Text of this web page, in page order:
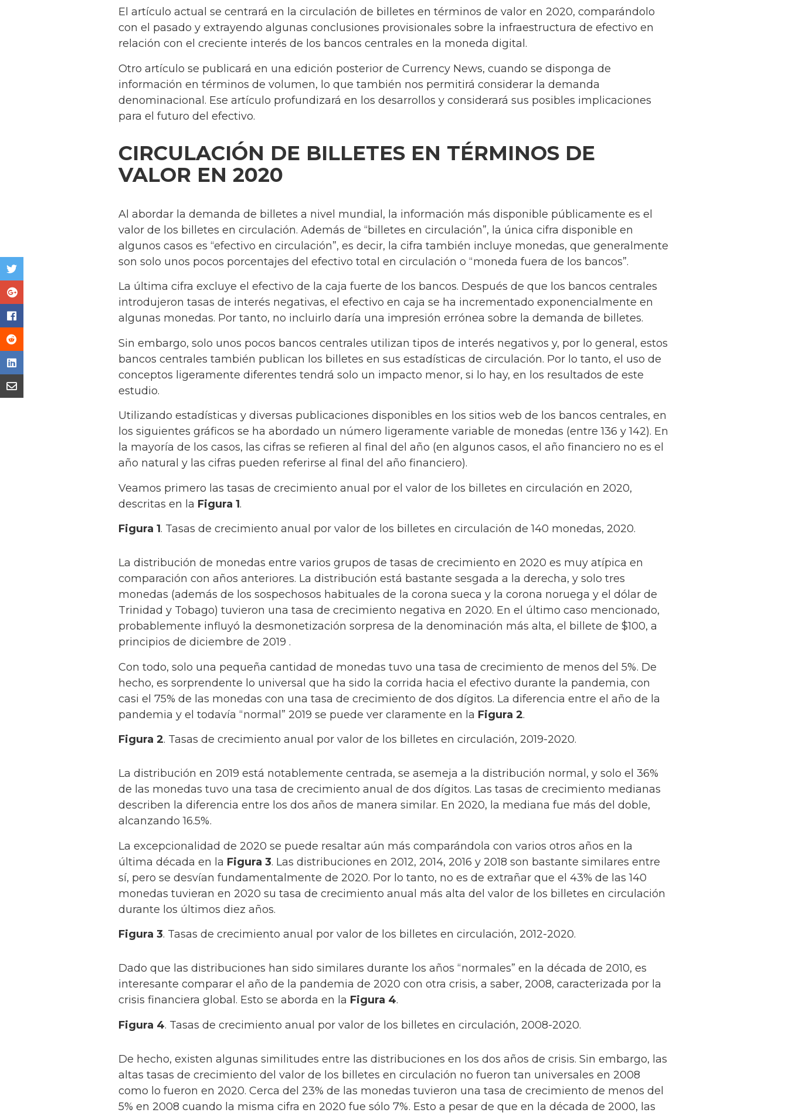
El artículo actual se centrará en la circulación de billetes en términos de valor en 2020, comparándolo
con el pasado y extrayendo algunas conclusiones provisionales sobre la infraestructura de efectivo en
relación con el creciente interés de los bancos centrales en la moneda digital.
Otro artículo se publicará en una edición posterior de Currency News, cuando se disponga de
información en términos de volumen, lo que también nos permitirá considerar la demanda
denominacional. Ese artículo profundizará en los desarrollos y considerará sus posibles implicaciones
para el futuro del efectivo.
CIRCULACIÓN DE BILLETES EN TÉRMINOS DE
VALOR EN 2020
Al abordar la demanda de billetes a nivel mundial, la información más disponible públicamente es el
valor de los billetes en circulación. Además de “billetes en circulación”, la única cifra disponible en
algunos casos es “efectivo en circulación”, es decir, la cifra también incluye monedas, que generalmente
son solo unos pocos porcentajes del efectivo total en circulación o “moneda fuera de los bancos”.
La última cifra excluye el efectivo de la caja fuerte de los bancos. Después de que los bancos centrales
introdujeron tasas de interés negativas, el efectivo en caja se ha incrementado exponencialmente en
algunas monedas. Por tanto, no incluirlo daría una impresión errónea sobre la demanda de billetes.
Sin embargo, solo unos pocos bancos centrales utilizan tipos de interés negativos y, por lo general, estos
bancos centrales también publican los billetes en sus estadísticas de circulación. Por lo tanto, el uso de
conceptos ligeramente diferentes tendrá solo un impacto menor, si lo hay, en los resultados de este
estudio.
Utilizando estadísticas y diversas publicaciones disponibles en los sitios web de los bancos centrales, en
los siguientes gráficos se ha abordado un número ligeramente variable de monedas (entre 136 y 142). En
la mayoría de los casos, las cifras se refieren al final del año (en algunos casos, el año financiero no es el
año natural y las cifras pueden referirse al final del año financiero).
Veamos primero las tasas de crecimiento anual por el valor de los billetes en circulación en 2020,
descritas en la Figura 1.
Figura 1. Tasas de crecimiento anual por valor de los billetes en circulación de 140 monedas, 2020.
La distribución de monedas entre varios grupos de tasas de crecimiento en 2020 es muy atípica en
comparación con años anteriores. La distribución está bastante sesgada a la derecha, y solo tres
monedas (además de los sospechosos habituales de la corona sueca y la corona noruega y el dólar de
Trinidad y Tobago) tuvieron una tasa de crecimiento negativa en 2020. En el último caso mencionado,
probablemente influyó la desmonetización sorpresa de la denominación más alta, el billete de $100, a
principios de diciembre de 2019 .
Con todo, solo una pequeña cantidad de monedas tuvo una tasa de crecimiento de menos del 5%. De
hecho, es sorprendente lo universal que ha sido la corrida hacia el efectivo durante la pandemia, con
casi el 75% de las monedas con una tasa de crecimiento de dos dígitos. La diferencia entre el año de la
pandemia y el todavía “normal” 2019 se puede ver claramente en la Figura 2.
Figura 2. Tasas de crecimiento anual por valor de los billetes en circulación, 2019-2020.
La distribución en 2019 está notablemente centrada, se asemeja a la distribución normal, y solo el 36%
de las monedas tuvo una tasa de crecimiento anual de dos dígitos. Las tasas de crecimiento medianas
describen la diferencia entre los dos años de manera similar. En 2020, la mediana fue más del doble,
alcanzando 16.5%.
La excepcionalidad de 2020 se puede resaltar aún más comparándola con varios otros años en la
última década en la Figura 3. Las distribuciones en 2012, 2014, 2016 y 2018 son bastante similares entre
sí, pero se desvían fundamentalmente de 2020. Por lo tanto, no es de extrañar que el 43% de las 140
monedas tuvieran en 2020 su tasa de crecimiento anual más alta del valor de los billetes en circulación
durante los últimos diez años.
Figura 3. Tasas de crecimiento anual por valor de los billetes en circulación, 2012-2020.
Dado que las distribuciones han sido similares durante los años “normales” en la década de 2010, es
interesante comparar el año de la pandemia de 2020 con otra crisis, a saber, 2008, caracterizada por la
crisis financiera global. Esto se aborda en la Figura 4.
Figura 4. Tasas de crecimiento anual por valor de los billetes en circulación, 2008-2020.
De hecho, existen algunas similitudes entre las distribuciones en los dos años de crisis. Sin embargo, las
altas tasas de crecimiento del valor de los billetes en circulación no fueron tan universales en 2008
como lo fueron en 2020. Cerca del 23% de las monedas tuvieron una tasa de crecimiento de menos del
5% en 2008 cuando la misma cifra en 2020 fue sólo 7%. Esto a pesar de que en la década de 2000, las